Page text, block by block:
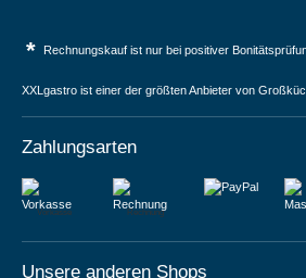
* Rechnungskauf ist nur bei positiver
XXLgastro ist einer der größten Anbieter von
Zahlungsarten
Vorkasse Rechnung
Unsere anderen Shops